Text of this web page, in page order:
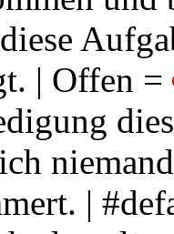
| Offen =
|